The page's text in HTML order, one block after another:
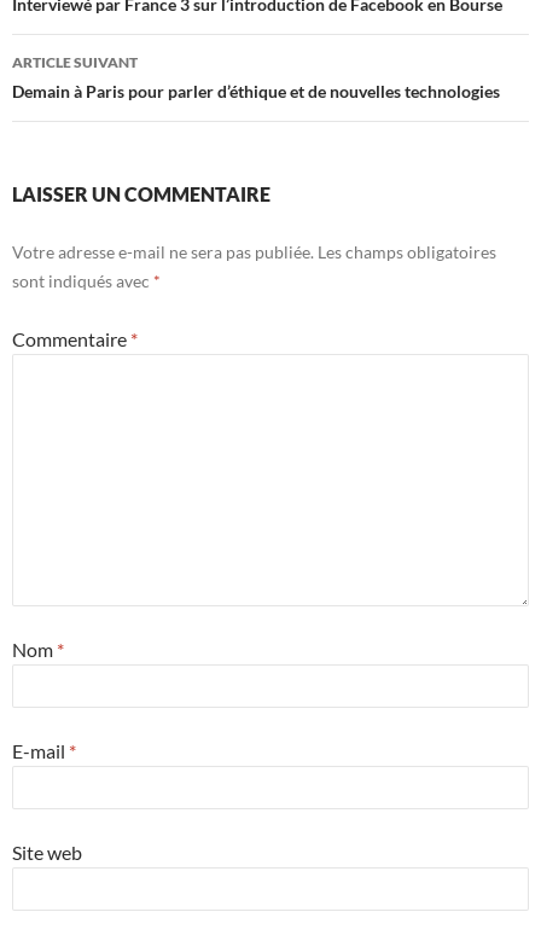
des
articles
Interviewé par France 3 sur l’introduction de Facebook en Bourse
ARTICLE SUIVANT
Demain à Paris pour parler d’éthique et de nouvelles technologies
LAISSER UN COMMENTAIRE
Votre adresse e-mail ne sera pas publiée. Les champs obligatoires
sont indiqués avec *
Commentaire *
Nom *
E-mail *
Site web